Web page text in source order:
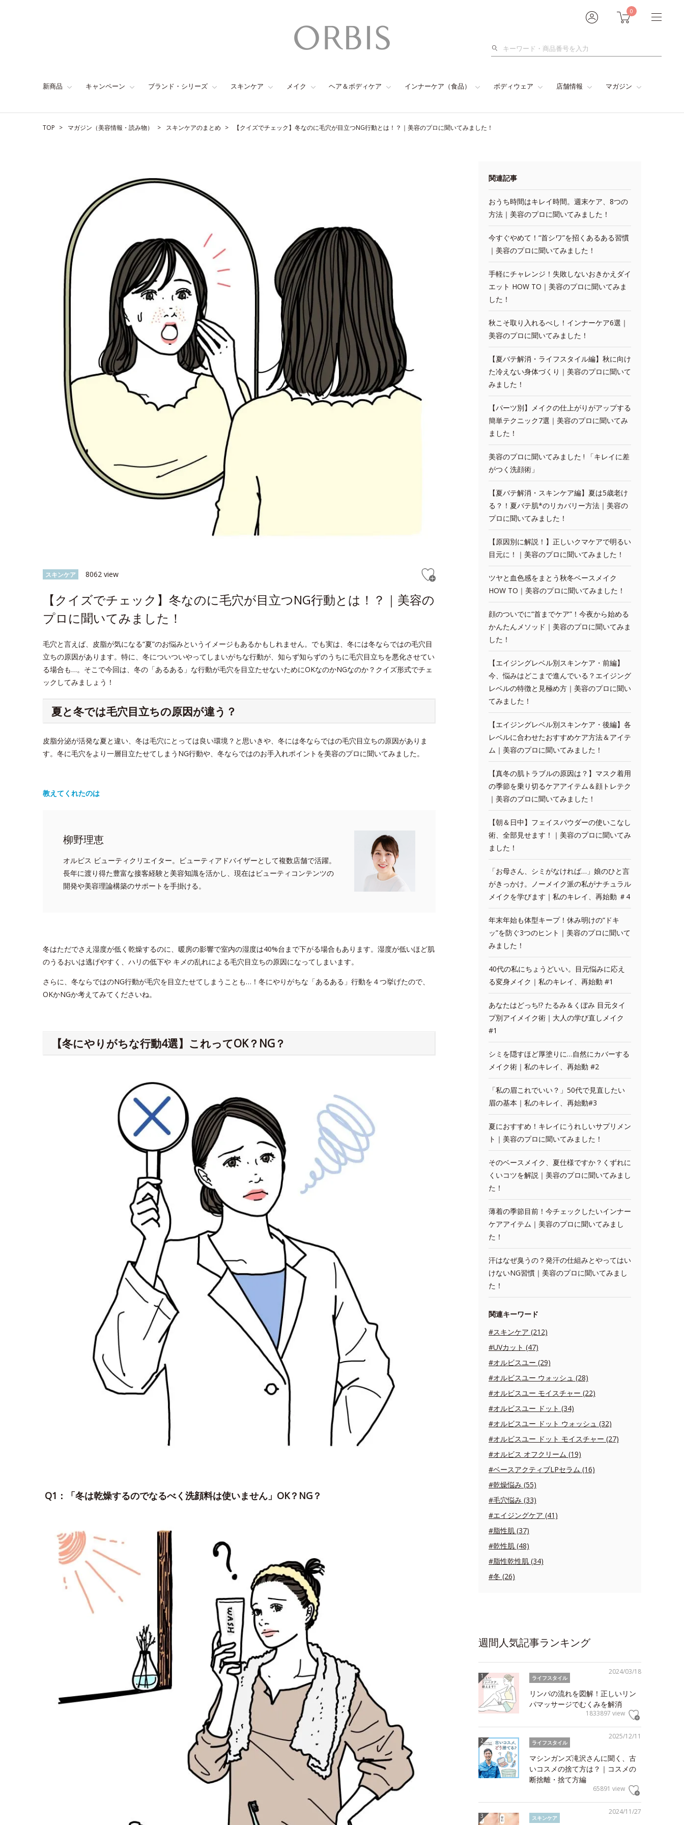
0
検
新商品 キャンペーン ブランド・シリーズ スキンケア メイク ヘア＆ボディケア インナーケア（食品） ボディウェア 店舗情報 マガジン
TOP マガジン（美容情報・読み物） スキンケアのまとめ 【クイズでチェック】冬なのに毛穴が目立つNG行動とは！？｜美容のプロに聞いてみました！
スキンケア 8062 view
【クイズでチェック】冬なのに毛穴が目立つNG行動とは！？｜美容の
プロに聞いてみました！
毛穴と言えば、皮脂が気になる“夏”のお悩みというイメージもあるかもしれません。でも実は、冬には冬ならではの毛穴目
立ちの原因があります。特に、冬についついやってしまいがちな行動が、知らず知らずのうちに毛穴目立ちを悪化させてい
る場合も…。そこで今回は、冬の「あるある」な行動が毛穴を目立たせないためにOKなのかNGなのか？クイズ形式でチェ
ックしてみましょう！
夏と冬では毛穴目立ちの原因が違う？
皮脂分泌が活発な夏と違い、冬は毛穴にとっては良い環境？と思いきや、冬には冬ならではの毛穴目立ちの原因がありま
す。冬に毛穴をより一層目立たせてしまうNG行動や、冬ならではのお手入れポイントを美容のプロに聞いてみました。
教えてくれたのは
柳野理恵
オルビス ビューティクリエイター。ビューティアドバイザーとして複数店舗で活躍。
長年に渡り得た豊富な接客経験と美容知識を活かし、現在はビューティコンテンツの
開発や美容理論構築のサポートを手掛ける。
冬はただでさえ湿度が低く乾燥するのに、暖房の影響で室内の湿度は40%台まで下がる場合もあります。湿度が低いほど肌
のうるおいは逃げやすく、ハリの低下や キメの乱れによる毛穴目立ちの原因になってしまいます。
さらに、冬ならではのNG行動が毛穴を目立たせてしまうことも…！冬にやりがちな「あるある」行動を４つ挙げたので、
OKかNGか考えてみてくださいね。
【冬にやりがちな行動4選】これってOK？NG？
Q1：「冬は乾燥するのでなるべく洗顔料は使いません」OK？NG？
関連記事
おうち時間はキレイ時間。週末ケア、8つの
方法｜美容のプロに聞いてみました！
今すぐやめて！“首シワ”を招くあるある習慣
｜美容のプロに聞いてみました！
手軽にチャレンジ！失敗しないおきかえダイ
エット HOW TO｜美容のプロに聞いてみま
した！
秋こそ取り入れるべし！インナーケア6選｜
美容のプロに聞いてみました！
【夏バテ解消・ライフスタイル編】秋に向け
た冷えない身体づくり｜美容のプロに聞いて
みました！
【パーツ別】メイクの仕上がりがアップする
簡単テクニック7選｜美容のプロに聞いてみ
ました！
美容のプロに聞いてみました ! 「キレイに差
がつく洗顔術」
【夏バテ解消・スキンケア編】夏は5歳老け
る？！夏バテ肌*のリカバリー方法｜美容の
プロに聞いてみました！
【原因別に解説！】正しいクマケアで明るい
目元に！｜美容のプロに聞いてみました！
ツヤと血色感をまとう秋冬ベースメイク
HOW TO｜美容のプロに聞いてみました！
顔のついでに“首までケア”！今夜から始める
かんたんメソッド｜美容のプロに聞いてみま
した！
【エイジングレベル別スキンケア・前編】
今、悩みはどこまで進んでいる？エイジング
レベルの特徴と見極め方｜美容のプロに聞い
てみました！
【エイジングレベル別スキンケア・後編】各
レベルに合わせたおすすめケア方法＆アイテ
ム｜美容のプロに聞いてみました！
【真冬の肌トラブルの原因は？】マスク着用
の季節を乗り切るケアアイテム＆顔トレテク
｜美容のプロに聞いてみました！
【朝＆日中】フェイスパウダーの使いこなし
術、全部見せます！｜美容のプロに聞いてみ
ました！
「お母さん、シミがなければ…」娘のひと言
がきっかけ。ノーメイク派の私がナチュラル
メイクを学びます｜私のキレイ、再始動 ＃4
年末年始も体型キープ！休み明けの“ドキ
ッ”を防ぐ3つのヒント｜美容のプロに聞いて
みました！
40代の私にちょうどいい。目元悩みに応え
る変身メイク｜私のキレイ、再始動 #1
あなたはどっち!? たるみ＆くぼみ 目元タイ
プ別アイメイク術｜大人の学び直しメイク
#1
シミを隠すほど厚塗りに…自然にカバーする
メイク術｜私のキレイ、再始動 #2
「私の眉これでいい？」50代で見直したい
眉の基本｜私のキレイ、再始動#3
夏におすすめ！キレイにうれしいサプリメン
ト｜美容のプロに聞いてみました！
そのベースメイク、夏仕様ですか？くずれに
くいコツを解説｜美容のプロに聞いてみまし
た！
薄着の季節目前！今チェックしたいインナー
ケアアイテム｜美容のプロに聞いてみまし
た！
汗はなぜ臭うの？発汗の仕組みとやってはい
けないNG習慣｜美容のプロに聞いてみまし
た！
関連キーワード
#スキンケア (212)
#UVカット (47)
#オルビスユー (29)
#オルビスユー ウォッシュ (28)
#オルビスユー モイスチャー (22)
#オルビスユー ドット (34)
#オルビスユー ドット ウォッシュ (32)
#オルビスユー ドット モイスチャー (27)
#オルビス オフクリーム (19)
#ベースアクティブLPセラム (16)
#乾燥悩み (55)
#毛穴悩み (33)
#エイジングケア (41)
#脂性肌 (37)
#乾性肌 (48)
#脂性乾性肌 (34)
#冬 (26)
週間人気記事ランキング
2024/03/18
ライフスタイル
リンパの流れを図解！正しいリン
パマッサージでむくみを解消
1833897 view
2025/12/11
ライフスタイル
マシンガンズ滝沢さんに聞く、古
いコスメの捨て方は？｜コスメの
断捨離・捨て方編
65891 view
2024/11/27
スキンケア